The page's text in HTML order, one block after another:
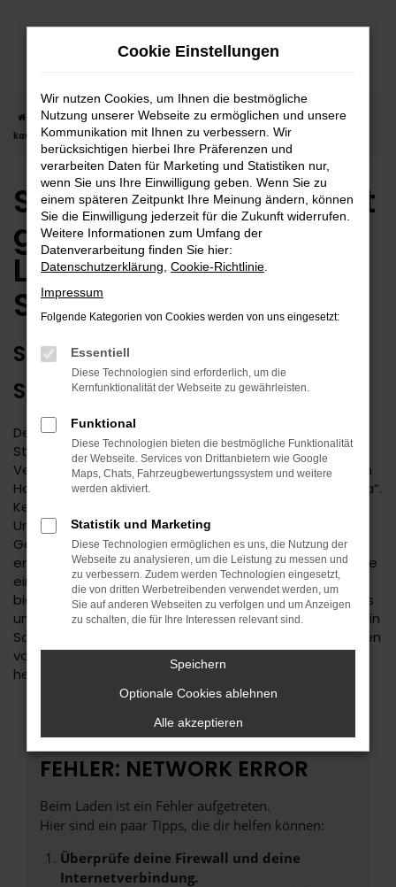
Zum
Startseite Stuttgart Suzuki
Suzuki SX4 in Stuttgart günstig
kaufen | Lieferservice nach Stuttgart
Suzuki SX4 in Stuttgart
günstig kaufen |
Lieferservice nach
Stuttgart
SUZUKI SX4 – ERSTKLASSIG FÜR
STUTTGART GEEIGNET
Der Suzuki SX4 ist eine kluge Wahl für Ihre Mobilität in
Stuttgart. Bei diesem Fahrzeug gehen
Vernunftsargumente und emotionale Aspekte Hand in
Hand und geben beide den Ausschlag für ein klares „Ja“.
Kennzeichnend für den Suzuki SX4 ist die Ausstattung.
Unabhängig davon, ob Sie sich für einen
Gebrauchtwagen und damit für ein älteres Baujahr
entscheiden oder einen Neuwagen wählen erhalten Sie
ein rundum tadelloses Modell. Wir vom Autohaus Daub
bieten Ihnen den Suzuki SX4 zu einem exzellenten Preis
und ermöglichen zudem immer wieder das Einsteigen in
Sondermodelle. Wenn Sie Ihre Mobilität auf den Straßen
von Stuttgart und Umgebung auf ein neues Level
heben möchten, ist der Suzuki SX4 bestens geeignet.
FEHLER: NETWORK ERROR
Beim Laden ist ein Fehler aufgetreten.
Hier sind ein paar Tipps, die dir helfen können:
Überprüfe deine Firewall und deine
Internetverbindung.
Cookie Einstellungen
Wir nutzen Cookies, um Ihnen die bestmögliche
Nutzung unserer Webseite zu ermöglichen und unsere
Kommunikation mit Ihnen zu verbessern. Wir
berücksichtigen hierbei Ihre Präferenzen und
verarbeiten Daten für Marketing und Statistiken nur,
wenn Sie uns Ihre Einwilligung geben. Wenn Sie zu
einem späteren Zeitpunkt Ihre Meinung ändern, können
Sie die Einwilligung jederzeit für die Zukunft widerrufen.
Weitere Informationen zum Umfang der
Datenverarbeitung finden Sie hier:
Datenschutzerklärung Cookie-Richtlinie
Impressum
Folgende Kategorien von Cookies werden von uns eingesetzt:
Essentiell
Diese Technologien sind erforderlich, um die
Kernfunktionalität der Webseite zu gewährleisten.
Funktional
Diese Technologien bieten die bestmögliche Funktionalität
der Webseite. Services von Drittanbietern wie Google
Maps, Chats, Fahrzeugbewertungssystem und weitere
werden aktiviert.
Statistik und Marketing
Diese Technologien ermöglichen es uns, die Nutzung der
Webseite zu analysieren, um die Leistung zu messen und
zu verbessern. Zudem werden Technologien eingesetzt,
die von dritten Werbetreibenden verwendet werden, um
Sie auf anderen Webseiten zu verfolgen und um Anzeigen
zu schalten, die für Ihre Interessen relevant sind.
Speichern
Optionale Cookies ablehnen
Alle akzeptieren